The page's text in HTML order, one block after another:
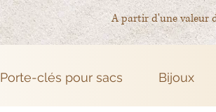
A partir d'une valeur
Porte-clés pour sacs Bijoux